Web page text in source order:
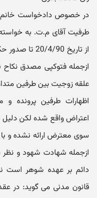
در خصوص دادخواست خانم
طرفیت آقای م.ت. به خواسته
از تاریخ 20/
علقه زوجیت بین طرفین
اظهارات طرفین پرونده و
اعتراض واقع شده لکن
سوی معترض ارائه نشده و
ازجمله شهادت شهود و نظر
قانون مدنی می گوید: در